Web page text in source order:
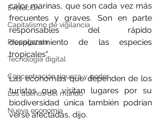
Evolución
Capitalismo de vigilancia
Propaganda
Tecnología digital
Concentración riqueza y poder
Los dueños del mundo
Nueva economía
calor marinas, que son cada vez más
frecuentes y graves. Son en parte
responsables del rápido
desplazamiento de las especies
tropicales".
Las economías que dependen de los
turistas que visitan lugares por su
biodiversidad única también podrían
verse afectadas, dijo.